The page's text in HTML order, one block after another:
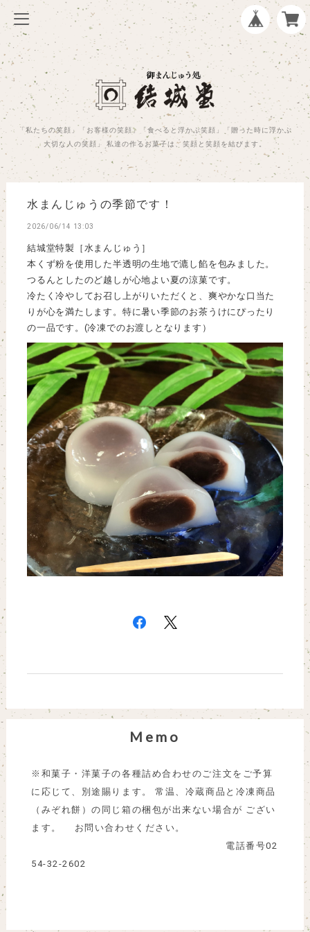
「私たちの笑顔」「お客様の笑顔」「食べると浮かぶ笑顔」「贈った時に浮かぶ
大切な人の笑顔」 私達の作るお菓子は、笑顔と笑顔を結びます。
水まんじゅうの季節です！
2026/06/14 13:03
結城堂特製［水まんじゅう］
本くず粉を使用した半透明の生地で漉し餡を包みました。
つるんとしたのど越しが心地よい夏の涼菓です。
冷たく冷やしてお召し上がりいただくと、爽やかな口当た
りが心を満たします。特に暑い季節のお茶うけにぴったり
の一品です。(冷凍でのお渡しとなります）
Memo
※和菓子・洋菓子の各種詰め合わせのご注文をご予算
に応じて、別途賜ります。 常温、冷蔵商品と冷凍商品
（みぞれ餅）の同じ箱の梱包が出来ない場合が ござい
ます。 お問い合わせください。
電話番号02
54-32-2602